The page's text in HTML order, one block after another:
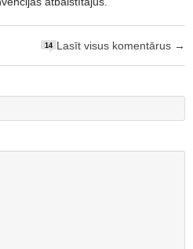
14 Lasīt visus komentārus →